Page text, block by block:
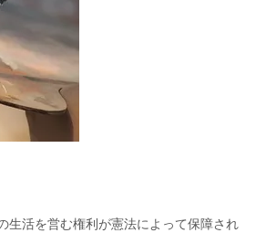
生活を営む権利が憲法によって保障され